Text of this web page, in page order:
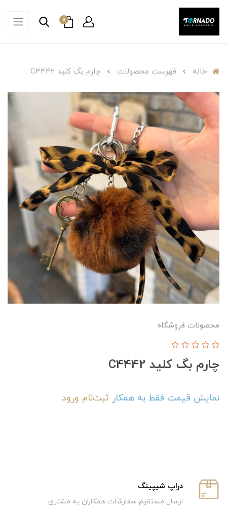
0
خانه فهرست محصولات چارم بگ کلید C4442
محصولات فروشگاه
چارم بگ کلید C4442
نمایش قیمت فقط به همکار ثبت‌نام ورود
دراپ شیپینگ
ارسال مستقیم سفارشات همکاران به مشتری